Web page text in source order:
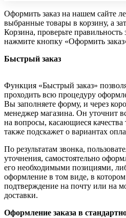
Оформить заказ на нашем сайте
выбранные товары в корзину, а
Корзина, проверьте
нажмите кнопку «Оформить
Быстрый заказ
Функция «Быстрый заказ»
проходить всю процедуру
Вы заполняете форму, и через
менеджер магазина. Он уточнит
на вопросы, касающиеся качества
также подскажет о вариантах
По результатам звонка,
уточнения, самостоятельно
его необходимыми позициями,
оформление в том виде, в котором
подтверждение на почту или на
доставки.
Оформление заказа в